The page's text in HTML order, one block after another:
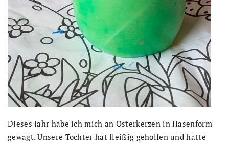
Dieses Jahr habe ich mich an Osterkerzen in Hasenform
gewagt. Unsere Tochter hat fleißig geholfen und hatte